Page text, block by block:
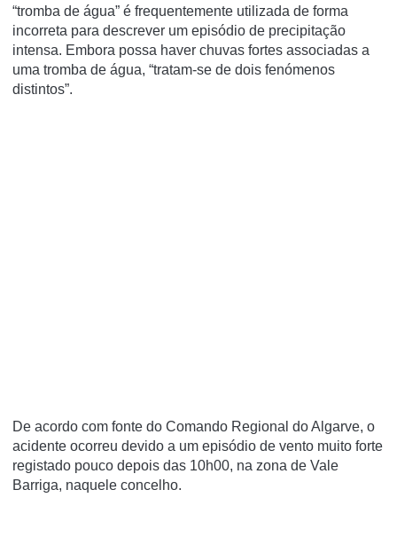
“tromba de água” é frequentemente utilizada de forma
incorreta para descrever um episódio de precipitação
intensa. Embora possa haver chuvas fortes associadas a
uma tromba de água, “tratam-se de dois fenómenos
distintos”.
De acordo com fonte do Comando Regional do Algarve, o
acidente ocorreu devido a um episódio de vento muito forte
registado pouco depois das 10h00, na zona de Vale
Barriga, naquele concelho.